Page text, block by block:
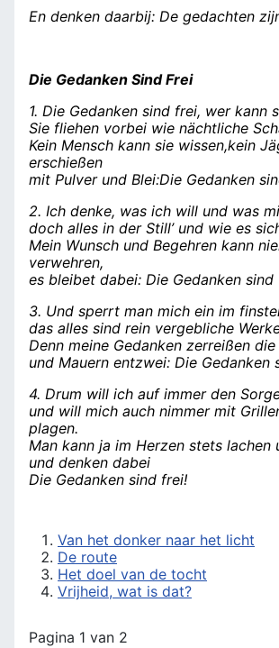
En denken daarbij: De gedachten
Die Gedanken Sind Frei
1. Die Gedanken sind frei, wer kann
Sie fliehen vorbei wie nächtliche
Kein Mensch kann sie wissen,kein
erschießen
mit Pulver und Blei:Die Gedanken
2. Ich denke, was ich will und was
doch alles in der Still’ und wie es
Mein Wunsch und Begehren kann
verwehren,
es bleibet dabei: Die Gedanken sind
3. Und sperrt man mich ein im
das alles sind rein vergebliche
Denn meine Gedanken zerreißen
und Mauern entzwei: Die Gedanken
4. Drum will ich auf immer den
und will mich auch nimmer mit
plagen.
Man kann ja im Herzen stets lachen
und denken dabei
Die Gedanken sind frei!
Van het donker naar het licht
De route
Het doel van de tocht
Vrijheid, wat is dat?
Pagina 1 van 2